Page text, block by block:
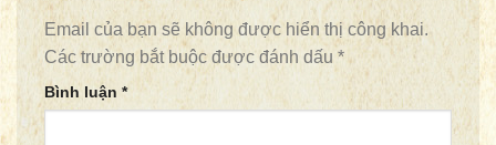
Email của bạn sẽ không được hiển thị công khai.
Các trường bắt buộc được đánh dấu *
Bình luận *